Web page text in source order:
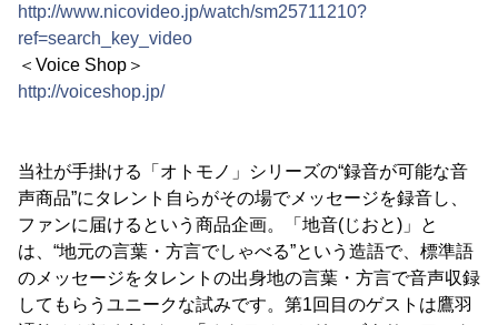
http://www.nicovideo.jp/watch/sm25711210?
ref=search_key_video
＜Voice Shop＞
http://voiceshop.jp/
当社が手掛ける「オトモノ」シリーズの“録音が可能な音
声商品”にタレント自らがその場でメッセージを録音し、
ファンに届けるという商品企画。「地音(じおと)」と
は、“地元の言葉・方言でしゃべる”という造語で、標準語
のメッセージをタレントの出身地の言葉・方言で音声収録
してもらうユニークな試みです。第1回目のゲストは鷹羽